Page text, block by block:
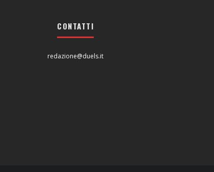
CONTATTI
redazione@duels.it